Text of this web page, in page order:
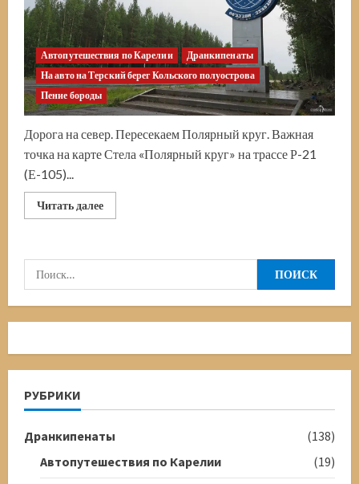
Автопутешествия по Карелии
Дранкипенаты
На авто на Терский берег Кольского полуострова
Пение бороды
Дорога на север. Пересекаем Полярный круг. Важная
точка на карте Стела «Полярный круг» на трассе Р-21
(Е-105)...
Читать далееПрочитать
больше
круг».
Беломорск
—
Найти:
РУБРИКИ
Дранкипенаты
(138)
Автопутешествия по Карелии
(19)